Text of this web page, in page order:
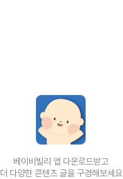
베이비빌리 앱 다운로드받고
더 다양한 콘텐츠 글을 구경해보세요